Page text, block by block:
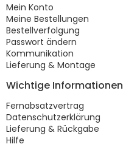
Mein Konto
Meine Bestellungen
Bestellverfolgung
Passwort ändern
Kommunikation
Lieferung & Montage
Wichtige Informationen
Fernabsatzvertrag
Datenschutzerklärung
Lieferung & Rückgabe
Hilfe